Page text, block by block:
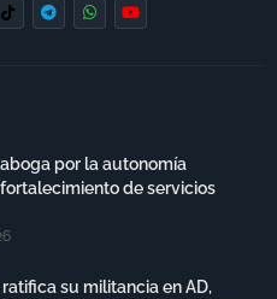
por la autonomía
de servicios
su militancia en AD,